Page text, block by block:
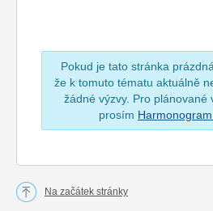
Pokud je tato stránka
že k tomuto tématu aktuálně
žádné výzvy. Pro plánované
prosím
Na začátek stránky